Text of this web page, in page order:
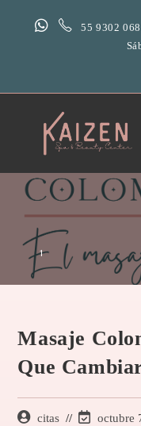
55 9302
Masaje
Que
citas
octubre